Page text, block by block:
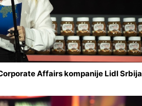
Affairs kompanije Lidl Srbija